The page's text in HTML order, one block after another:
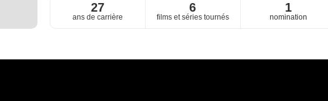
27
ans de carrière
6
films et séries tournés
1
nomination